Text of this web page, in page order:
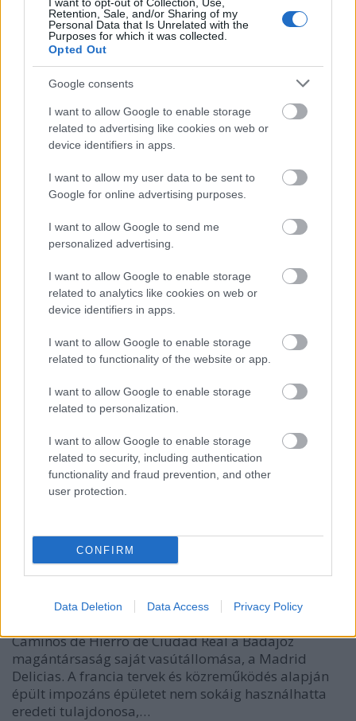
Retention, Sale, and/or Sharing of my
Personal Data that Is Unrelated with the
Purposes for which it was collected.
Opted Out
Google consents
I want to allow Google to enable storage
related to advertising like cookies on web or
device identifiers in apps.
I want to allow my user data to be sent to
Google for online advertising purposes.
I want to allow Google to send me
personalized advertising.
I want to allow Google to enable storage
related to analytics like cookies on web or
device identifiers in apps.
I want to allow Google to enable storage
related to functionality of the website or app.
I want to allow Google to enable storage
related to personalization.
I want to allow Google to enable storage
related to security, including authentication
functionality and fraud prevention, and other
user protection.
CONFIRM
Data Deletion Data Access Privacy Policy
Gőzmozdonnyal a világűrbe?
Balogh Zsolt•2021. március 09.
Gőzmozdonyokkal vontatott vonatokkal közlekedni a
világűrben a bolygók és a holdak között? Micsoda
képtelenség ez, nem igaz? Én is felkaptam rá a
fejemet, mikor véletlenül rátaláltam a The Galaxy
Railways című japán anime sorozatra. Egy képkocka
a filmsorozatból A film egy alternatív jövőben…
A madridi vasúti múzeumban
Balogh Zsolt•2017. december 20.
Az Atocha és a Norte pályaudvarok után
Caminos de Hierro de Ciudad Real a Badajoz
magántársaság saját vasútállomása, a Madrid
Delicias. A francia tervek és közreműködés alapján
épült impozáns épületet nem sokáig használhatta
eredeti tulajdonosa,…